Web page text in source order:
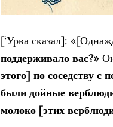
[‘Урва сказал]:
поддерживало вас?»
этого] по соседству с
были дойные
молоко [этих